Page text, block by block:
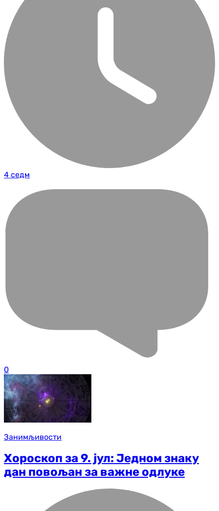
4 седм
0
Занимљивости
Хороскоп за 9. јул: Једном знаку
дан повољан за важне одлуке